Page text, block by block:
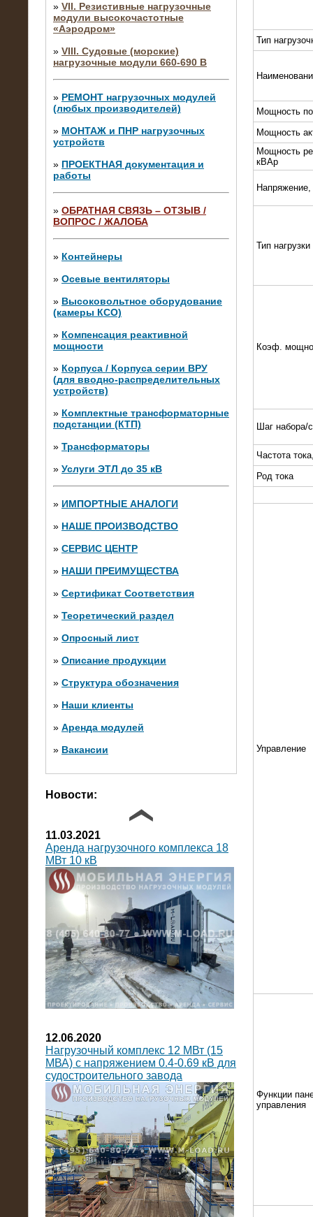
» VII. Резистивные нагрузочные
модули высокочастотные
«Аэродром»
» VIII. Судовые (морские)
нагрузочные модули 660-690 В
» РЕМОНТ нагрузочных модулей
(любых производителей)
» МОНТАЖ и ПНР нагрузочных
устройств
» ПРОЕКТНАЯ документация и
работы
» ОБРАТНАЯ СВЯЗЬ – ОТЗЫВ /
ВОПРОС / ЖАЛОБА
» Контейнеры
» Осевые вентиляторы
» Высоковольтное оборудование
(камеры КСО)
» Компенсация реактивной
мощности
» Корпуса / Корпуса серии ВРУ
(для вводно-распределительных
устройств)
» Комплектные трансформаторные
подстанции (КТП)
» Трансформаторы
» Услуги ЭТЛ до 35 кВ
» ИМПОРТНЫЕ АНАЛОГИ
» НАШЕ ПРОИЗВОДСТВО
» СЕРВИС ЦЕНТР
» НАШИ ПРЕИМУЩЕСТВА
» Сертификат Соответствия
» Теоретический раздел
» Опросный лист
» Описание продукции
» Структура обозначения
» Наши клиенты
» Аренда модулей
» Вакансии
Новости:
10.04.2015
Аренда нагрузочного модуля 4 МВт,
10 кВ
28.02.2015
Нагрузочные модули 700 кВт (4
штуки)
10.10.2014
Нагрузочный комплекс 20 МВт в 2
яруса (напряжение 6-10 кВ)
11.03.2021
Аренда нагрузочного комплекса 18
МВт 10 кВ
12.06.2020
Нагрузочный комплекс 12 МВт (15
МВА) с напряжением 0.4-0.69 кВ для
судостроительного завода
Тип
Мощность
Мощность
Мощность
кВАр
Тип нагрузки
Коэф.
Шаг набора/
Частота
Род тока
Управление
Функции
управления